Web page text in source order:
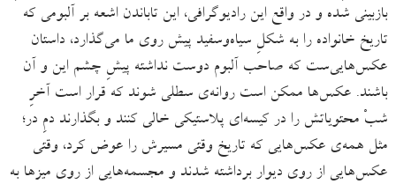
بازبینی شده و در واقع این رادیوگرافی، این تاباندن اشعه بر آلبومی که
تاریخ خانواده را به شکلِ سیاه‌وسفید پیش روی ما می‌گذارد، داستان‌
عکس‌هایی‌ست که صاحب آلبوم دوست نداشته پیشِ چشم این و آن
باشند. عکس‌ها ممکن است روانه‌ی سطلی شوند که قرار است آخرِ
شبْ محتویاتش را در کیسه‌ای پلاستیکی خالی کنند و بگذارند دمِ در؛
مثل همه‌ی عکس‌‌هایی که تاریخ وقتی مسیرش را عوض کرد، وقتی
عکس‌هایی از روی دیوار برداشته شدند و مجسمه‌هایی از روی میزها به